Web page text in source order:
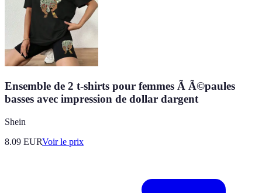
Ensemble de 2 t-shirts pour femmes Ã Ã©paules
basses avec impression de dollar dargent
Shein
8.09 EURVoir le prix